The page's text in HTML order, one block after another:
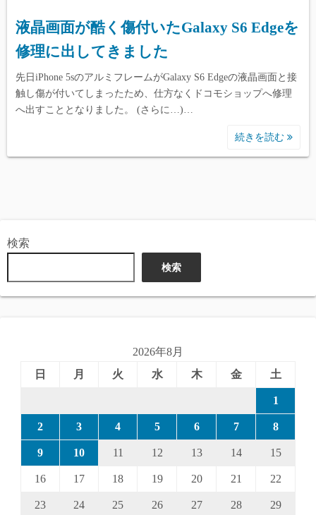
液晶画面が酷く傷付いたGalaxy S6 Edgeを
修理に出してきました
先日iPhone 5sのアルミフレームがGalaxy S6 Edgeの液晶画面と接
触し傷が付いてしまったため、仕方なくドコモショップへ修理
へ出すこととなりました。 (さらに…)…
続きを読む
検索
検索
2026年8月
日
月 火 水 木 金 土
1
2 3 4 5 6 7 8
9 10 11 12 13 14 15
16 17 18 19 20 21 22
23 24 25 26 27 28 29